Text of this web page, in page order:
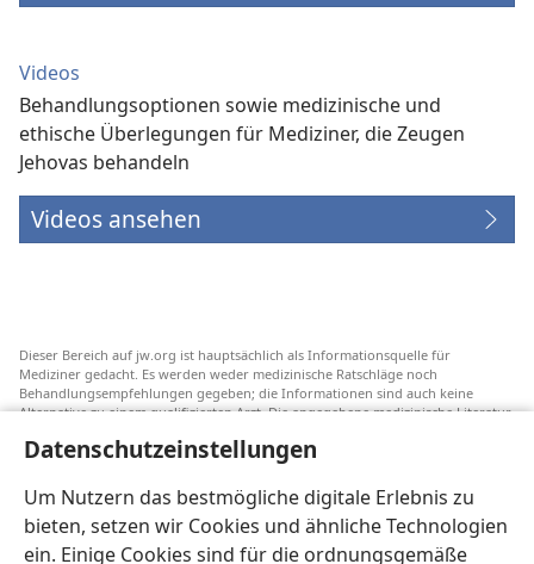
Datenschutzeinstellungen
Um Nutzern das bestmögliche digitale Erlebnis zu
bieten, setzen wir Cookies und ähnliche Technologien
ein. Einige Cookies sind für die ordnungsgemäße
Videos
Behandlungsoptionen sowie medizinische und
ethische Überlegungen für Mediziner, die Zeugen
Jehovas behandeln
Videos ansehen
Dieser Bereich auf jw.org ist hauptsächlich als Informationsquelle für
Mediziner gedacht. Es werden weder medizinische Ratschläge noch
Behandlungsempfehlungen gegeben; die Informationen sind auch keine
Alternative zu einem qualifizierten Arzt. Die angegebene medizinische Literatur
Transfusionsalternativen hin, die in Erwägung gezogen werden können. Jeder
Mediziner steht selbst in der Pflicht, seinen Informationsstand aktuell zu
halten, verschiedene Behandlungsmethoden abzuwägen und Patienten dabei
zu helfen, eine Behandlung entsprechend ihrer Gesundheit und gemäß ihren
Wünschen, Vorstellungen und Überzeugungen zu wählen. Nicht alle
aufgeführten Strategien sind für alle Patienten angemessen und akzeptabel.